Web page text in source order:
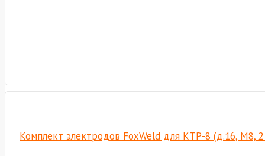
Комплект электродов FoxWeld для КТР-8 (д.16, М8,